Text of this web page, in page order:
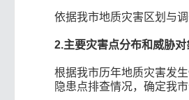
依据我市地质灾害区划与
2.主要灾害点分布和威胁对
根据我市历年地质灾害发
隐患点排查情况，确定我